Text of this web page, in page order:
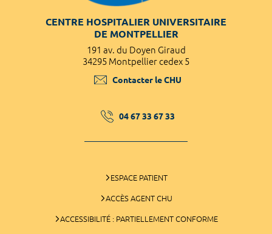
CENTRE HOSPITALIER UNIVERSITAIRE
DE MONTPELLIER
191 av. du Doyen Giraud
34295 Montpellier cedex 5
Contacter le CHU
04 67 33 67 33
ESPACE PATIENT
ACCÈS AGENT CHU
ACCESSIBILITÉ : PARTIELLEMENT CONFORME